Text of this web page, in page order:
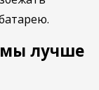
лучше